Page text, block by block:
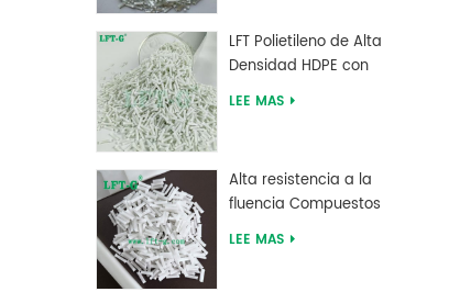
LFT Polietileno de Alta
Densidad HDPE con
Fibra de Vidrio Larga
LEE MAS
Alta resistencia a la
fluencia Compuestos
largos de fibra de vidrio
LEE MAS